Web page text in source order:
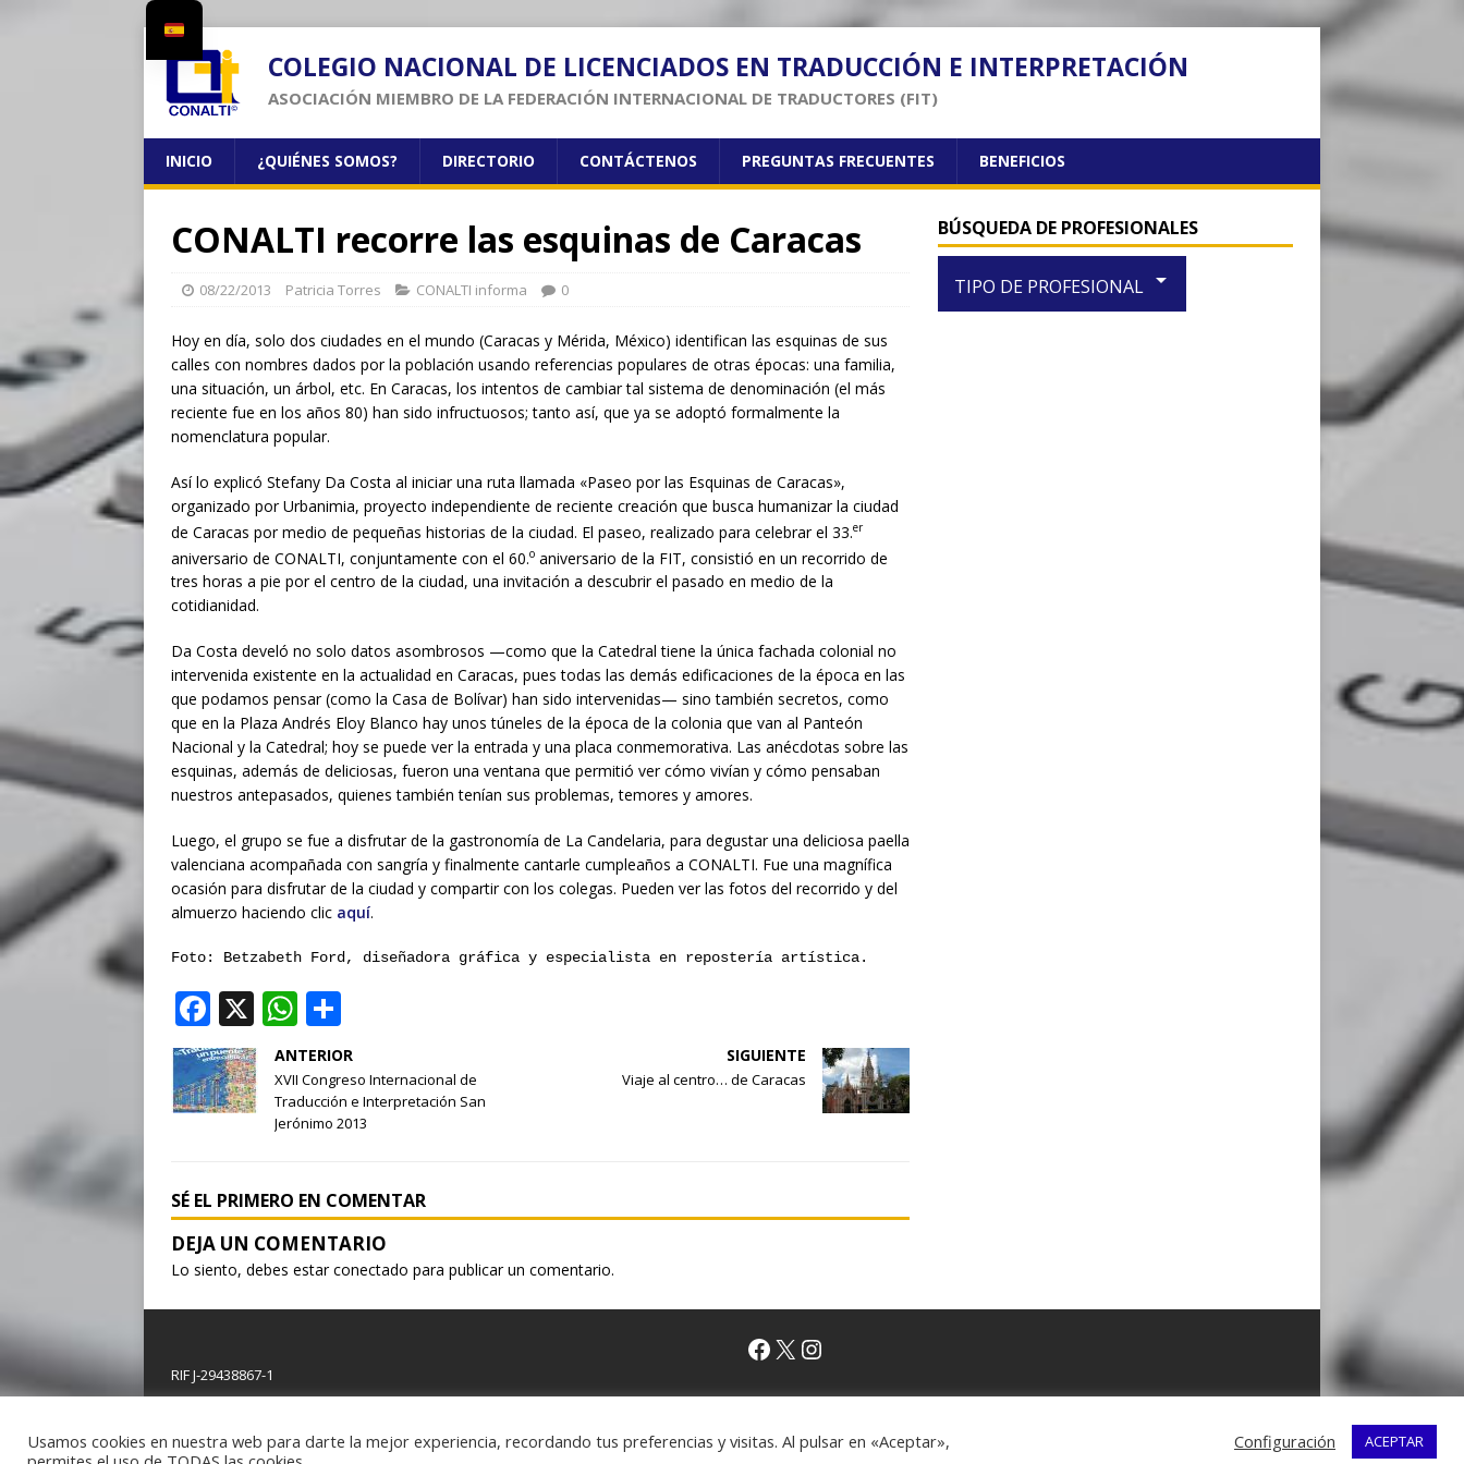
COLEGIO NACIONAL DE LICENCIADOS EN TRADUCCIÓN E INTERPRETACIÓN
ASOCIACIÓN MIEMBRO DE LA FEDERACIÓN INTERNACIONAL DE TRADUCTORES (FIT)
INICIO ¿QUIÉNES SOMOS? DIRECTORIO CONTÁCTENOS PREGUNTAS FRECUENTES BENEFICIOS
CONALTI recorre las esquinas de Caracas
08/22/2013 Patricia Torres CONALTI informa 0
Hoy en día, solo dos ciudades en el mundo (Caracas y Mérida, México) identifican las esquinas de sus
calles con nombres dados por la población usando referencias populares de otras épocas: una familia,
una situación, un árbol, etc. En Caracas, los intentos de cambiar tal sistema de denominación (el más
reciente fue en los años 80) han sido infructuosos; tanto así, que ya se adoptó formalmente la
nomenclatura popular.
Así lo explicó Stefany Da Costa al iniciar una ruta llamada «Paseo por las Esquinas de Caracas»,
organizado por Urbanimia, proyecto independiente de reciente creación que busca humanizar la ciudad
de Caracas por medio de pequeñas historias de la ciudad. El paseo, realizado para celebrar el 33.er
aniversario de CONALTI, conjuntamente con el 60.o aniversario de la FIT, consistió en un recorrido de
tres horas a pie por el centro de la ciudad, una invitación a descubrir el pasado en medio de la
cotidianidad.
Da Costa develó no solo datos asombrosos —como que la Catedral tiene la única fachada colonial no
intervenida existente en la actualidad en Caracas, pues todas las demás edificaciones de la época en las
que podamos pensar (como la Casa de Bolívar) han sido intervenidas— sino también secretos, como
que en la Plaza Andrés Eloy Blanco hay unos túneles de la época de la colonia que van al Panteón
Nacional y la Catedral; hoy se puede ver la entrada y una placa conmemorativa. Las anécdotas sobre las
esquinas, además de deliciosas, fueron una ventana que permitió ver cómo vivían y cómo pensaban
nuestros antepasados, quienes también tenían sus problemas, temores y amores.
Luego, el grupo se fue a disfrutar de la gastronomía de La Candelaria, para degustar una deliciosa paella
valenciana acompañada con sangría y finalmente cantarle cumpleaños a CONALTI. Fue una magnífica
ocasión para disfrutar de la ciudad y compartir con los colegas. Pueden ver las fotos del recorrido y del
almuerzo haciendo clic aquí.
Foto: Betzabeth Ford, diseñadora gráfica y especialista en repostería artística.
F
a
c
e
o
o
k
X W
h
at
s
p
p
h
ar
e
ANTERIOR
XVII Congreso Internacional de
Traducción e Interpretación San
Jerónimo 2013
SIGUIENTE
Viaje al centro… de Caracas
SÉ EL PRIMERO EN COMENTAR
Lo siento, debes estarconectado para publicar un comentario.
BÚSQUEDA DE PROFESIONALES
TIPO DE PROFESIONAL arrow_drop_down
RIF J-29438867-1
Copyright © 2026 | Plantilla WordPress porMH Themes
Usamos cookies en nuestra web para darte la mejor experiencia, recordando tus preferencias y visitas. Al pulsar en «Aceptar»,
Configuración ACEPTAR